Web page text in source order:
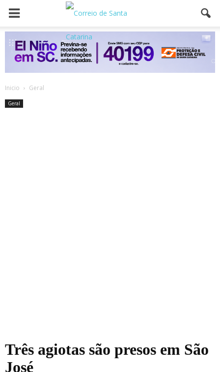
Inicio Geral
Geral
Três agiotas são presos em São
José